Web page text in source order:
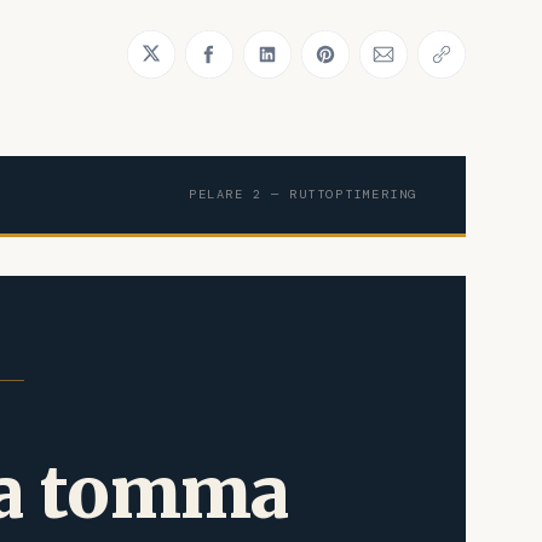
Share on Twitter
Share on Facebook
Share on LinkedIn
Share on Pinterest
Share via Email
Copy link
PELARE 2 — RUTTOPTIMERING
tomma